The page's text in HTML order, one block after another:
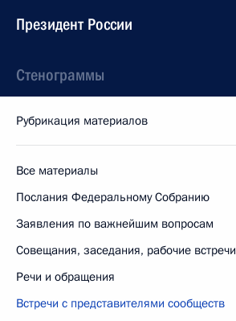
Президент России
Стенограммы
Рубрикация материалов
Все материалы
Послания Федеральному Собранию
Заявления по важнейшим вопросам
Совещания, заседания, рабочие встречи
Речи и обращения
Встречи с представителями сообществ